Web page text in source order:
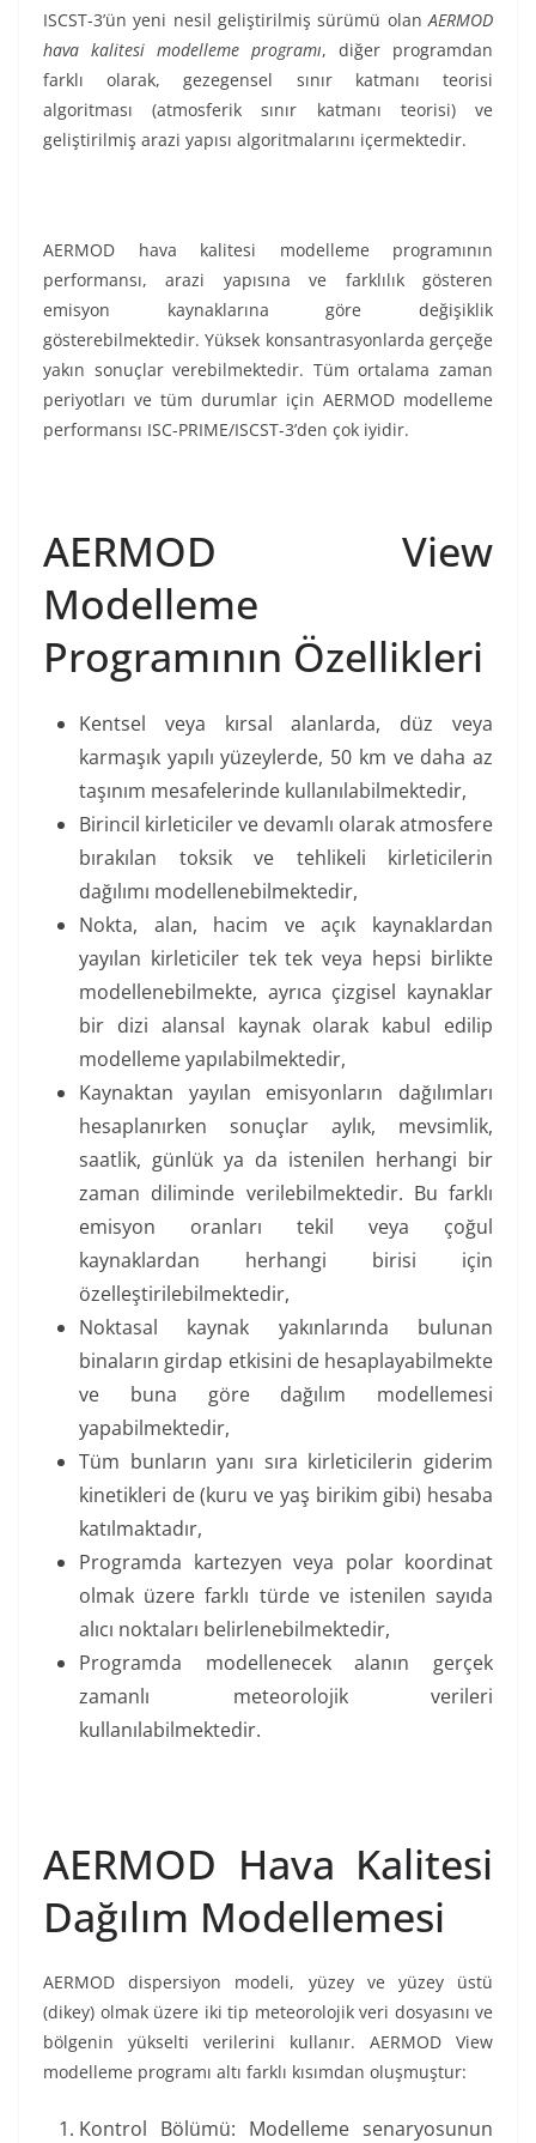
ISCST-3’ün yeni nesil geliştirilmiş sürümü olanAERMOD
hava kalitesi modelleme programı, diğer programdan
farklı olarak, gezegensel sınır katmanı teorisi
algoritması (atmosferik sınır katmanı teorisi) ve
geliştirilmiş arazi yapısı algoritmalarını içermektedir.
AERMOD hava kalitesi modelleme programının
performansı, arazi yapısına ve farklılık gösteren
emisyon kaynaklarına göre değişiklik
gösterebilmektedir. Yüksek konsantrasyonlarda gerçeğe
yakın sonuçlar verebilmektedir. Tüm ortalama zaman
periyotları ve tüm durumlar için AERMOD modelleme
performansı ISC-PRIME/ISCST-3’den çok iyidir.
AERMOD View
Modelleme
Programının Özellikleri
Kentsel veya kırsal alanlarda, düz veya
karmaşık yapılı yüzeylerde, 50 km ve daha az
taşınım mesafelerinde kullanılabilmektedir,
Birincil kirleticiler ve devamlı olarak atmosfere
bırakılan toksik ve tehlikeli kirleticilerin
dağılımı modellenebilmektedir,
Nokta, alan, hacim ve açık kaynaklardan
yayılan kirleticiler tek tek veya hepsi birlikte
modellenebilmekte, ayrıca çizgisel kaynaklar
bir dizi alansal kaynak olarak kabul edilip
modelleme yapılabilmektedir,
Kaynaktan yayılan emisyonların dağılımları
hesaplanırken sonuçlar aylık, mevsimlik,
saatlik, günlük ya da istenilen herhangi bir
zaman diliminde verilebilmektedir. Bu farklı
emisyon oranları tekil veya çoğul
kaynaklardan herhangi birisi için
özelleştirilebilmektedir,
Noktasal kaynak yakınlarında bulunan
binaların girdap etkisini de hesaplayabilmekte
ve buna göre dağılım modellemesi
yapabilmektedir,
Tüm bunların yanı sıra kirleticilerin giderim
kinetikleri de (kuru ve yaş birikim gibi) hesaba
katılmaktadır,
Programda kartezyen veya polar koordinat
olmak üzere farklı türde ve istenilen sayıda
alıcı noktaları belirlenebilmektedir,
Programda modellenecek alanın gerçek
zamanlı meteorolojik verileri
kullanılabilmektedir.
AERMOD Hava Kalitesi
Dağılım Modellemesi
AERMOD dispersiyon modeli, yüzey ve yüzey üstü
(dikey) olmak üzere iki tip meteorolojik veri dosyasını ve
bölgenin yükselti verilerini kullanır. AERMOD View
modelleme programı altı farklı kısımdan oluşmuştur:
Kontrol Bölümü: Modelleme senaryosunun